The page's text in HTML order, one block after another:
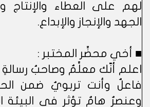
لهم على العطاء والإنتاج
الجهد والإنجاز والإبداع.
■ أخي محضِّر المختبر :
اعلم أنّك معلِّمٌ وصاحبُ
فاعلٌ وأنت تربويٌ ضمن
وعنصرٌ هامٌ تؤثر في البيئة